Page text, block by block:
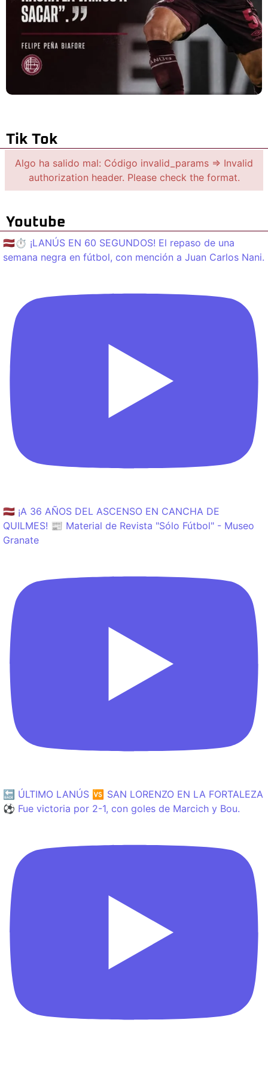
Tik Tok
Algo ha salido mal: Código invalid_params => Invalid
authorization header. Please check the format.
Youtube
🇱🇻⏱️ ¡LANÚS EN 60 SEGUNDOS! El repaso de una
semana negra en fútbol, con mención a Juan Carlos Nani.
🇱🇻 ¡A 36 AÑOS DEL ASCENSO EN CANCHA DE
QUILMES! 📰 Material de Revista "Sólo Fútbol" - Museo
Granate
🔙 ÚLTIMO LANÚS 🆚 SAN LORENZO EN LA FORTALEZA
⚽️ Fue victoria por 2-1, con goles de Marcich y Bou.